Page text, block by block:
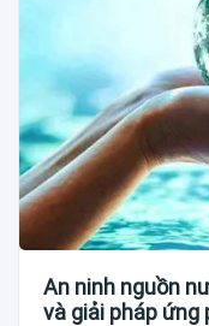
An ninh nguồn
và giải pháp ứng